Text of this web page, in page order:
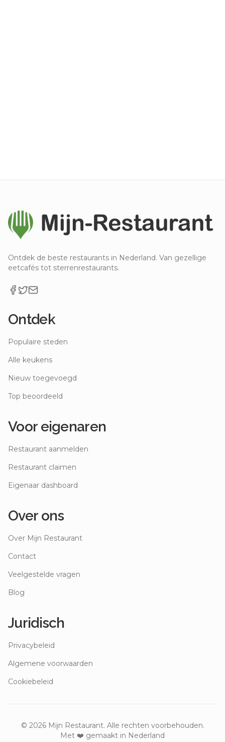
Ontdek de beste restaurants in Nederland. Van gezellige
eetcafés tot sterrenrestaurants.
Ontdek
Populaire steden
Alle keukens
Nieuw toegevoegd
Top beoordeeld
Voor eigenaren
Restaurant aanmelden
Restaurant claimen
Eigenaar dashboard
Over ons
Over Mijn Restaurant
Contact
Veelgestelde vragen
Blog
Juridisch
Privacybeleid
Algemene voorwaarden
Cookiebeleid
© 2026Mijn Restaurant. Alle rechten voorbehouden.
Met ❤️ gemaakt in Nederland